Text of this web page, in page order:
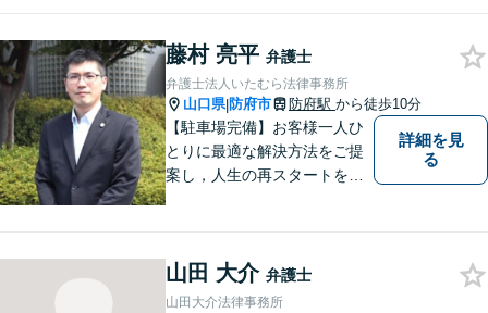
い！
藤村 亮平 弁護士
弁護士法人いたむら法律事務所
山口県|防府市 防府駅 から徒歩10分
【駐車場完備】お客様一人ひ
とりに最適な解決方法をご提
案し，人生の再スタートをお
無料】お気軽にご相談くださ
い。
詳細を見
る
山田 大介 弁護士
山田大介法律事務所